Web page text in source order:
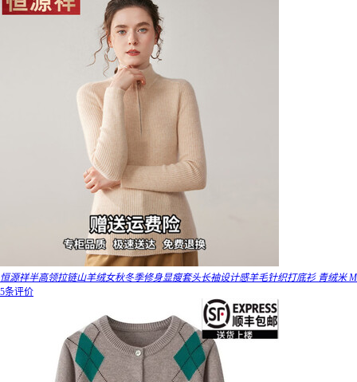
恒源祥半高领拉链山羊绒女秋冬季修身显瘦套头长袖设计感羊毛针织打底衫 青绒米 M
5条评价